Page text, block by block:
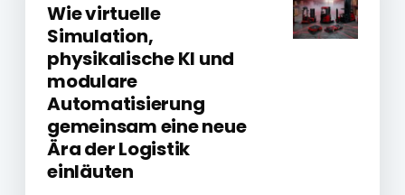
Wie virtuelle
Simulation,
physikalische KI und
modulare
Automatisierung
gemeinsam eine neue
Ära der Logistik
einläuten